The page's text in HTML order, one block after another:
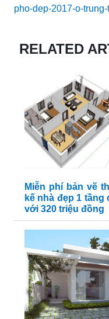
pho-dep-2017-o-
RELATED
Miễn phí bản vẽ
kế nhà đẹp 1 tầng
với 320 triệu đồng